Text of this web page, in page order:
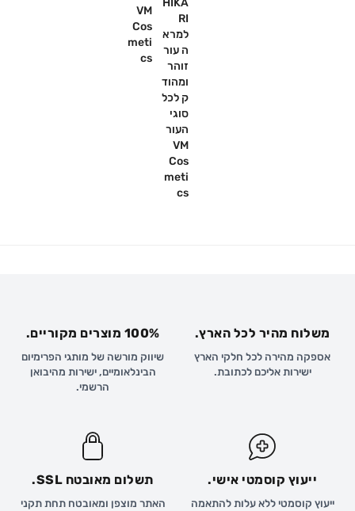
משלוח מהיר לכל הארץ.
אספקה מהירה לכל חלקי הארץ
ישירות אליכם לכתובת.
100% מוצרים מקוריים.
שיווק מורשה של מותגי הפרימיום
הבינלאומיים, ישירות מהיבואן
הרשמי.
ייעוץ קוסמטי אישי.
ייעוץ קוסמטי ללא עלות להתאמה
תשלום מאובטח SSL.
האתר מוצפן ומאובטח תחת תקני